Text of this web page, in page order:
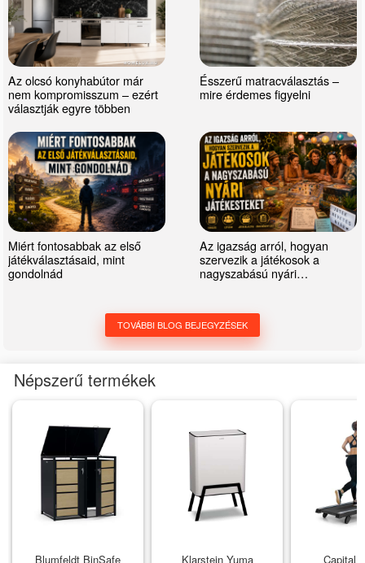
Az olcsó konyhabútor már
nem kompromisszum – ezért
választják egyre többen
Ésszerű matracválasztás –
mire érdemes figyelni
Miért fontosabbak az első
játékválasztásaid, mint
gondolnád
Az igazság arról, hogyan
szervezik a játékosok a
nagyszabású nyári
TOVÁBBI BLOG BEJEGYZÉSEK
Népszerű termékek
Blumfeldt BinSafe
Klarstein Yuma
Capital